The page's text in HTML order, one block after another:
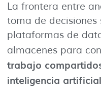
La frontera entre
toma de decisiones
plataformas de
almacenes para
trabajo
inteligencia artificial